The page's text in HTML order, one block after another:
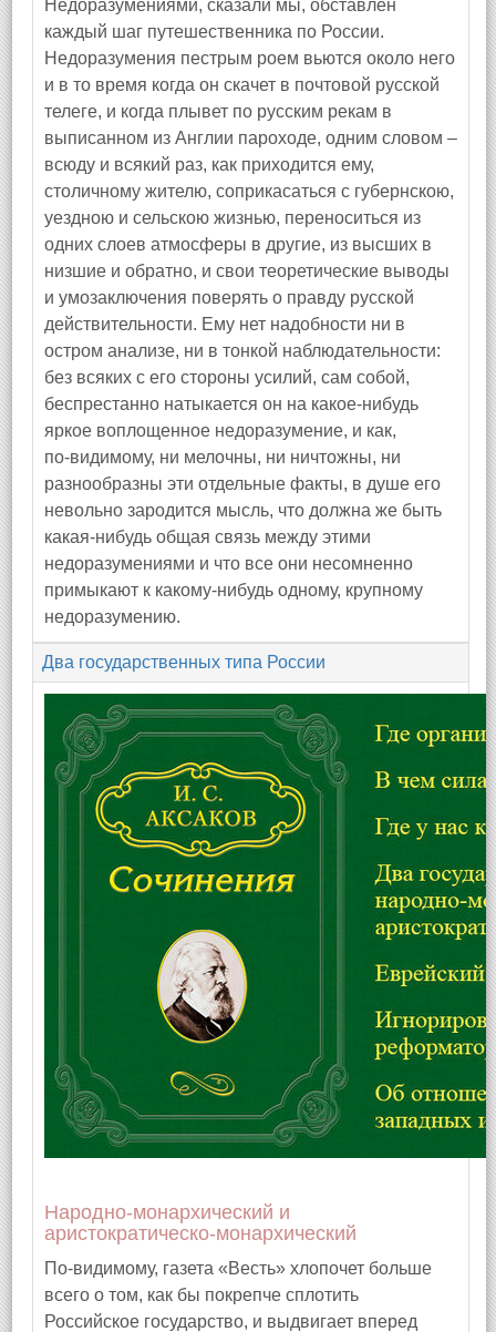
Недоразумениями, сказали мы, обставлен
каждый шаг путешественника по России.
Недоразумения пестрым роем вьются около него
и в то время когда он скачет в почтовой русской
телеге, и когда плывет по русским рекам в
выписанном из Англии пароходе, одним словом –
всюду и всякий раз, как приходится ему,
столичному жителю, соприкасаться с губернскою,
уездною и сельскою жизнью, переноситься из
одних слоев атмосферы в другие, из высших в
низшие и обратно, и свои теоретические выводы
и умозаключения поверять о правду русской
действительности. Ему нет надобности ни в
остром анализе, ни в тонкой наблюдательности:
без всяких с его стороны усилий, сам собой,
беспрестанно натыкается он на какое‑нибудь
яркое воплощенное недоразумение, и как,
по‑видимому, ни мелочны, ни ничтожны, ни
разнообразны эти отдельные факты, в душе его
невольно зародится мысль, что должна же быть
какая‑нибудь общая связь между этими
недоразумениями и что все они несомненно
примыкают к какому‑нибудь одному, крупному
недоразумению.
Два государственных типа России
Народно-монархический и
аристократическо-монархический
По‑видимому, газета «Весть» хлопочет больше
всего о том, как бы покрепче сплотить
Российское государство, и выдвигает вперед